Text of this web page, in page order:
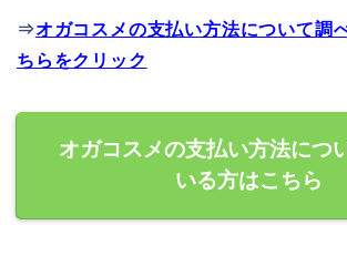
⇒オガコスメの支払い方法について調
ちらをクリック
オガコスメの支払い方法につ
いる方はこちら